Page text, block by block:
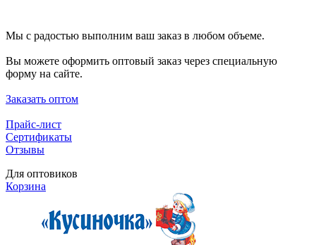
Мы с радостью выполним ваш заказ в любом объеме.
Вы можете оформить оптовый заказ через специальную
форму на сайте.
Заказать оптом
Прайс-лист
Сертификаты
Отзывы
Для оптовиков
Корзина